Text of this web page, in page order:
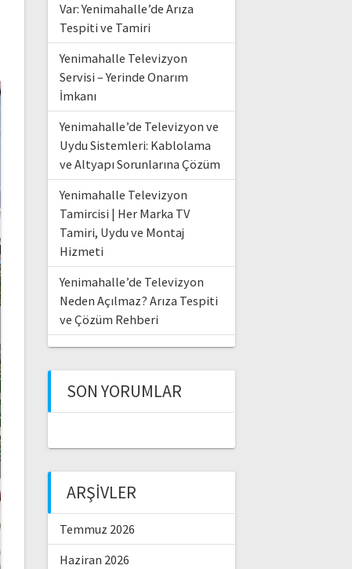
Var: Yenimahalle’de Arıza
Tespiti ve Tamiri
Yenimahalle Televizyon
Servisi – Yerinde Onarım
İmkanı
Yenimahalle’de Televizyon ve
Uydu Sistemleri: Kablolama
ve Altyapı Sorunlarına Çözüm
Yenimahalle Televizyon
Tamircisi | Her Marka TV
Tamiri, Uydu ve Montaj
Hizmeti
Yenimahalle’de Televizyon
Neden Açılmaz? Arıza Tespiti
ve Çözüm Rehberi
SON YORUMLAR
ARŞIVLER
Temmuz 2026
Haziran 2026